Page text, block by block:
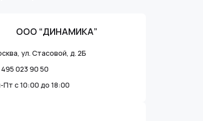
ООО “ДИНАМИКА”
ул. Стасовой, д. 2Б
495 023 90 50
Пт с 10:00 до 18:00